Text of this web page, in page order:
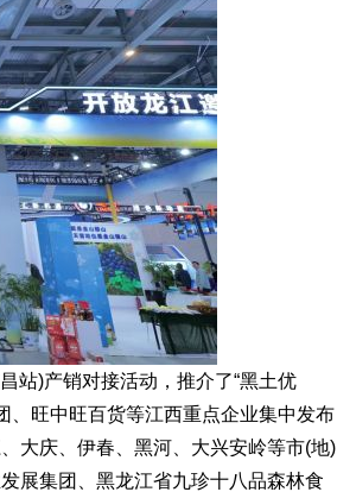
)产销对接活动，推介了“黑土优
、旺中旺百货等江西重点企业集中发布
大庆、伊春、黑河、大兴安岭等市(地)
展集团、黑龙江省九珍十八品森林食